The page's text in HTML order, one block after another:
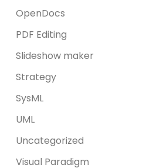
OpenDocs
PDF Editing
Slideshow maker
Strategy
SysML
UML
Uncategorized
Visual Paradigm